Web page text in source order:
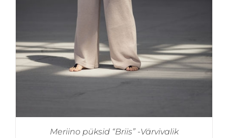
Meriino püksid “Briis” -Värvivalik